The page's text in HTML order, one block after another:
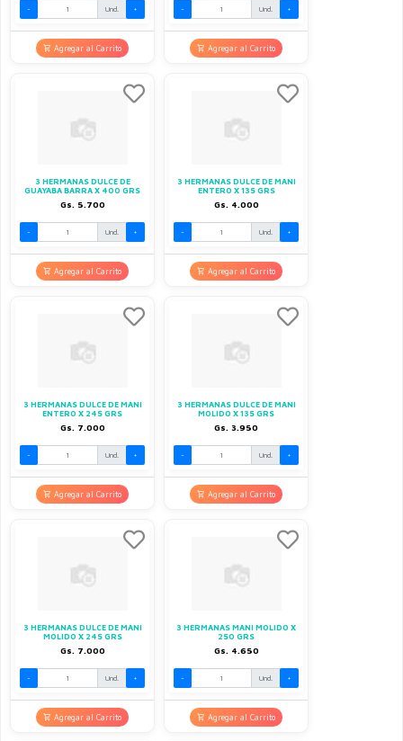
- Und. +
Agregar al Carrito
- Und. +
Agregar al Carrito
3 HERMANAS DULCE DE
GUAYABA BARRA X 400 GRS
Gs. 5.700
- Und. +
Agregar al Carrito
3 HERMANAS DULCE DE MANI
ENTERO X 135 GRS
Gs. 4.000
- Und. +
Agregar al Carrito
3 HERMANAS DULCE DE MANI
ENTERO X 245 GRS
Gs. 7.000
- Und. +
Agregar al Carrito
3 HERMANAS DULCE DE MANI
MOLIDO X 135 GRS
Gs. 3.950
- Und. +
Agregar al Carrito
3 HERMANAS DULCE DE MANI
MOLIDO X 245 GRS
Gs. 7.000
- Und. +
Agregar al Carrito
3 HERMANAS MANI MOLIDO X
250 GRS
Gs. 4.650
- Und. +
Agregar al Carrito